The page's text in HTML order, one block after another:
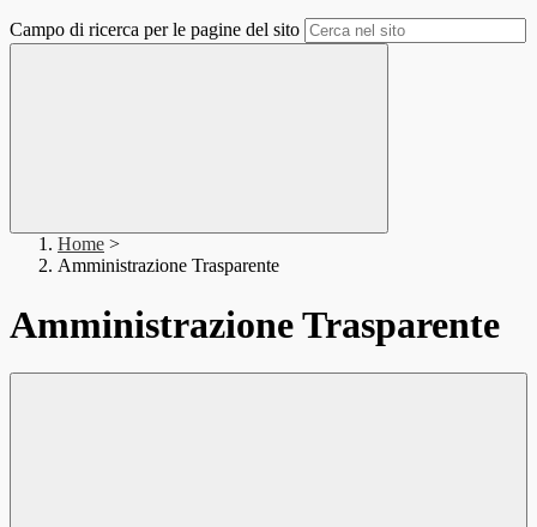
Campo di ricerca per le pagine del sito
Home >
Amministrazione Trasparente
Amministrazione Trasparente